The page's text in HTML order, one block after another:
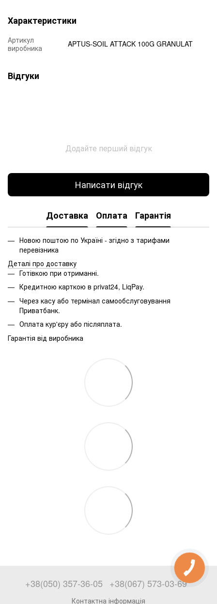
Характеристики
Артикул
виробника
APTUS-SOIL ATTACK 100G GRANULAT
Відгуки
Додайте перший відгук
Написати відгук
Доставка Оплата Гарантія
Новою поштою по Україні - згідно з тарифами
перевізника
Деталі про доставку
Готівкою при отриманні.
Кредитною карткою в privat24, LiqPay.
Через касу або термінал самообслуговування
Приватбанк.
Оплата кур'єру або післяплата.
Гарантія від виробника
+38(050) 357-36-05 +38(067) 573-03-69
Контактна інформація